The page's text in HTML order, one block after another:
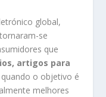
global,
tornaram-se
que
artigos para
o objetivo é
melhores